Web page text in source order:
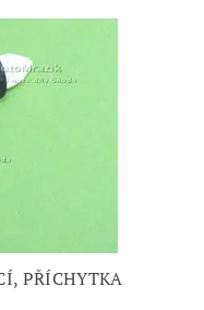
PŘÍCHYTKA